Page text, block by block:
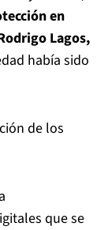
en
Lagos,
había sido
de los
que se